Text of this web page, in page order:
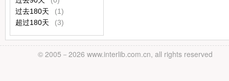
过去180天
(1)
超过180天
(3)
© 2005－ 2026 www.interlib.com.cn, all rights reserved